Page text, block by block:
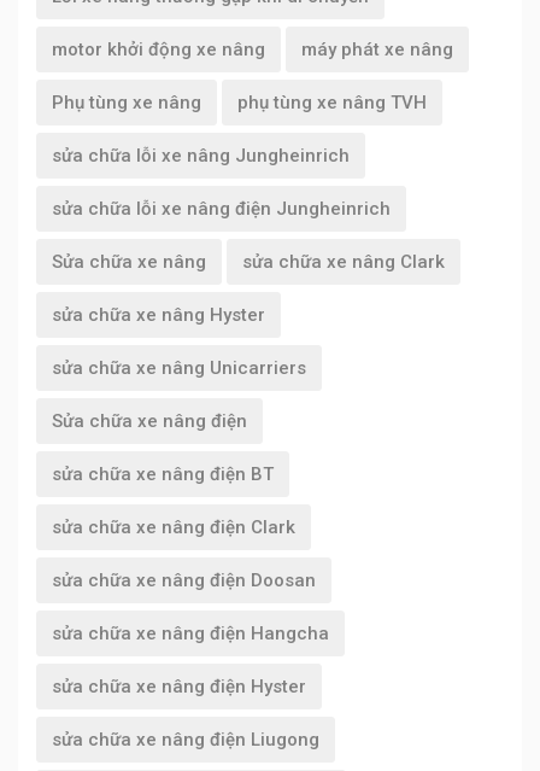
motor khởi động xe nâng máy phát xe nâng
Phụ tùng xe nâng phụ tùng xe nâng TVH
sửa chữa lỗi xe nâng Jungheinrich
sửa chữa lỗi xe nâng điện Jungheinrich
Sửa chữa xe nâng sửa chữa xe nâng Clark
sửa chữa xe nâng Hyster
sửa chữa xe nâng Unicarriers
Sửa chữa xe nâng điện
sửa chữa xe nâng điện BT
sửa chữa xe nâng điện Clark
sửa chữa xe nâng điện Doosan
sửa chữa xe nâng điện Hangcha
sửa chữa xe nâng điện Hyster
sửa chữa xe nâng điện Liugong